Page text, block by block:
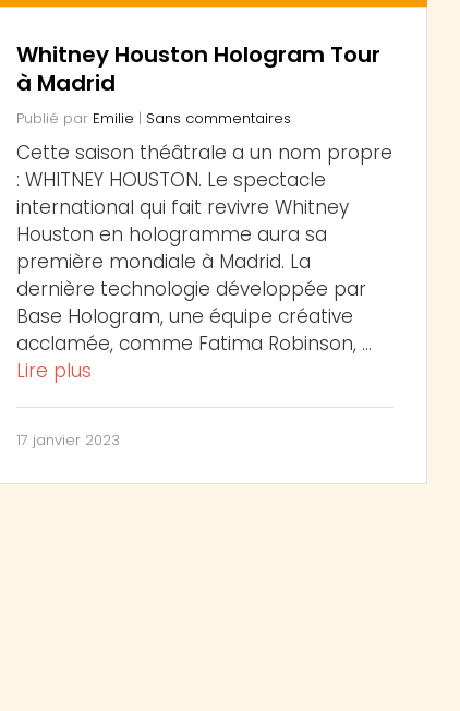
Whitney Houston Hologram Tour
à Madrid
Publié par Emilie | Sans commentaires
Cette saison théâtrale a un nom propre
: WHITNEY HOUSTON. Le spectacle
international qui fait revivre Whitney
Houston en hologramme aura sa
première mondiale à Madrid. La
dernière technologie développée par
Base Hologram, une équipe créative
acclamée, comme Fatima Robinson, …
Lire plus
17 janvier 2023